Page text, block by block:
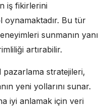
iş fikirlerini
oynamaktadır. Bu tür
sunmanın yanı
artırabilir.
pazarlama stratejileri,
yeni yollarını sunar.
iyi anlamak için veri